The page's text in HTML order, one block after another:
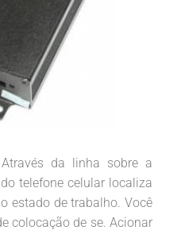
da linha sobre a
telefone celular localiza
estado de trabalho. Você
colocação de se. Acionar